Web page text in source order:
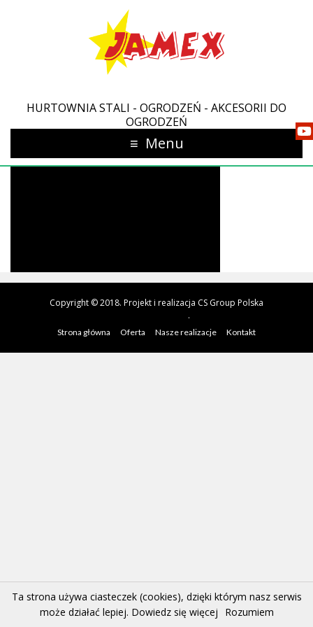
HURTOWNIA STALI - OGRODZEŃ - AKCESORII DO
OGRODZEŃ
Menu
Copyright © 2018. Projekt i realizacja CS Group Polska
.
Strona główna Oferta Nasze realizacje Kontakt
Ta strona używa ciasteczek (cookies), dzięki którym nasz serwis
może działać lepiej. Dowiedz się więcej Rozumiem